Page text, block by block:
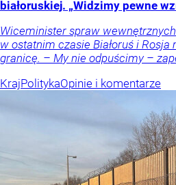
białoruskiej. „Widzimy pewne
Wiceminister spraw
w ostatnim czasie Białoruś i
granicę. – My nie odpuścimy –
KrajPolitykaOpinie i komentarze